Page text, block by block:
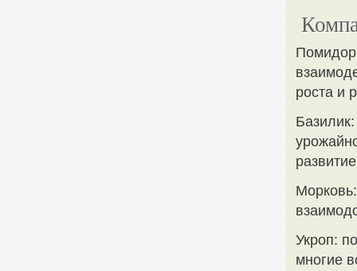
роста и
Укроп:
многие